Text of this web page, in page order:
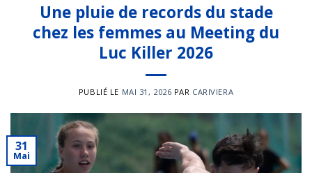
Une pluie de records du stade
chez les femmes au Meeting du
Luc Killer 2026
PUBLIÉ LE MAI 31, 2026 PAR CARIVIERA
31
Mai